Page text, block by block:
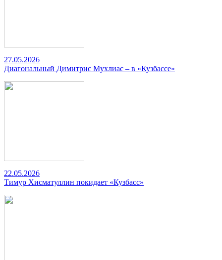
27.05.2026
Диагональный Димитрис Мухлиас – в «Кузбассе»
22.05.2026
Тимур Хисматуллин покидает «Кузбасс»